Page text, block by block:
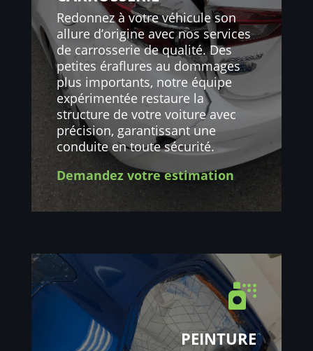
Redonnez à votre véhicule son
allure d’origine avec nos services
de carrosserie de qualité. Des
petites éraflures au dommages
plus importants, notre équipe
expérimentée restaure la
structure de votre voiture avec
précision, garantissant une
conduite en toute sécurité.
Demandez votre estimation

PEINTURE